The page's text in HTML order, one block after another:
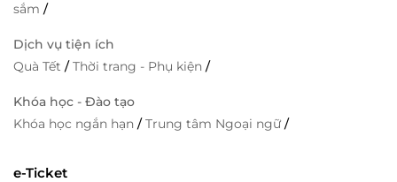
sắm /
Dịch vụ tiện ích
Quà Tết /Thời trang - Phụ kiện /
Khóa học - Đào tạo
Khóa học ngắn hạn /Trung tâm Ngoại ngữ/
e-Ticket